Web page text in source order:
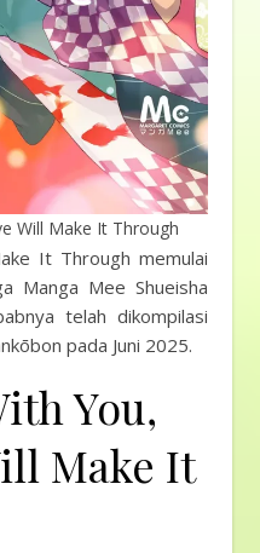
Will Make It Through
It Through memulai
Manga Mee Shueisha
telah dikompilasi
pada Juni 2025.
You,
Make It